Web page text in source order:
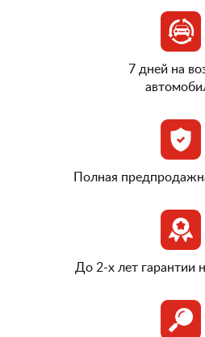
7 дней на
Полная
До 2-х лет гарантии